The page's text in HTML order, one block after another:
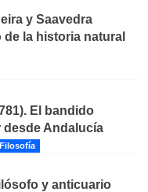
y Saavedra
de la historia natural
El bandido
Andalucía
y anticuario